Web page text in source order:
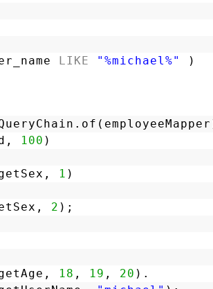
LIKE "%michael%" )
100 )
1 )
2 );
18 , 19 , 20 ).